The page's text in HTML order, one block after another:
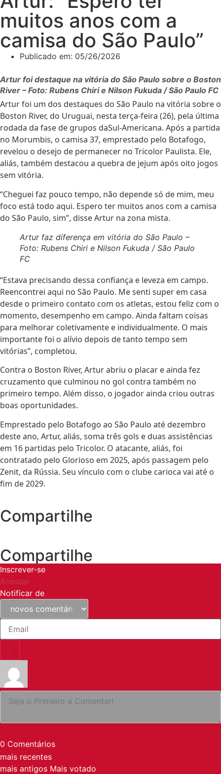
muitos anos com a
camisa do São Paulo”
Publicado em: 05/26/2026
Artur foi destaque na vitória do São Paulo sobre o Boston
River – Foto: Rubens Chiri e Nilson Fukuda / São Paulo FC
Artur foi um dos destaques do São Paulo na vitória sobre o
Boston River, do Uruguai, nesta terça-feira (26), pela última
rodada da fase de grupos daSul-Americana. Após a partida
no Morumbis, o camisa 37, emprestado pelo Botafogo,
revelou o desejo de permanecer no Tricolor Paulista. Ele,
aliás, também destacou a quebra de jejum após oito jogos
sem vitória.
“Cheguei faz pouco tempo, não depende só de mim, meu
foco está todo aqui. Espero ter muitos anos com a camisa
do São Paulo, sim”, disse Artur na zona mista.
Artur faz diferença em vitória do São Paulo –
Foto: Rubens Chiri e Nilson Fukuda / São Paulo
FC
“Estava precisando dessa confiança e leveza em campo.
Reencontrei aqui no São Paulo. Me senti super em casa
desde o primeiro contato com os atletas, estou feliz com o
momento, desempenho em campo. Ainda faltam coisas
para melhorar coletivamente e individualmente. O mais
importante foi o alívio depois de tanto tempo sem
vitórias”, completou.
Contra o Boston River, Artur abriu o placar e ainda fez
cruzamento que culminou no gol contra também no
primeiro tempo. Além disso, o jogador ainda criou outras
boas oportunidades.
Emprestado pelo Botafogo ao São Paulo até dezembro
deste ano, Artur, aliás, soma três gols e duas assistências
em 16 partidas pelo Tricolor. O atacante, aliás, foi
contratado pelo Glorioso em 2025, após passagem pelo
Zenit, da Rússia. Seu vínculo com o clube carioca vai até o
fim de 2029.
Compartilhe
Compartilhe
Inscrever-se
Acessar
Notificar de
0 Comentários
mais recentes
mais antigos Mais votado